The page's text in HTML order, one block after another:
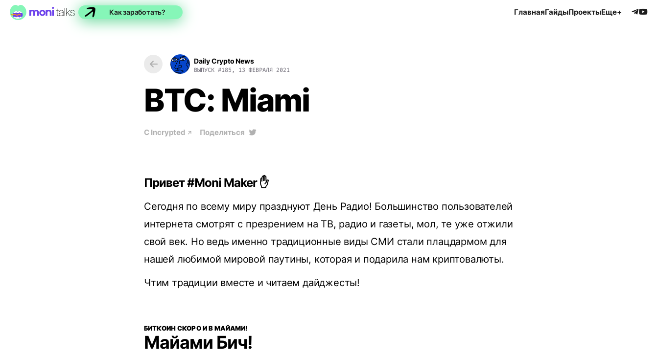
Как заработать? ГлавнаяГайдыПроектыЕще+
Daily Crypto News
ВЫПУСК #185, 13 ФЕВРАЛЯ 2021
BTC: Miami
С Incrypted Поделиться
Привет #Moni Maker ✋
Сегодня по всему миру празднуют День Радио! Большинство пользователей
интернета смотрят с презрением на ТВ, радио и газеты, мол, те уже отжили
свой век. Но ведь именно традиционные виды СМИ стали плацдармом для
нашей любимой мировой паутины, которая и подарила нам криптовалюты.
Чтим традиции вместе и читаем дайджесты!
БИТКОИН СКОРО И В МАЙАМИ!
Майами Бич!